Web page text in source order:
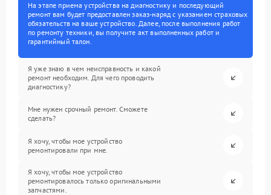
На этапе приема устройства на диагностику и последующий
ремонт вам будет предоставлен заказ-наряд с указанием страховых
обязательств на ваше устройство. Далее, после выполнения работ
по ремонту техники, вы получите акт выполненных работ и
гарантийный талон.
Я уже знаю в чем неисправность и какой
ремонт необходим. Для чего проводить
диагностику?
Мне нужен срочный ремонт. Сможете
сделать?
Я хочу, чтобы мое устройство
ремонтировали при мне.
Я хочу, чтобы мое устройство
ремонтировалось только оригинальными
запчастями.